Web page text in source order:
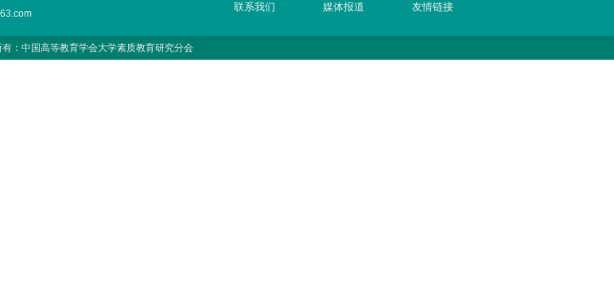
联系我们 媒体报道 友情链接
：中国高等教育学会大学素质教育研究分会